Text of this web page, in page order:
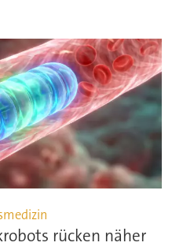
rücken näher